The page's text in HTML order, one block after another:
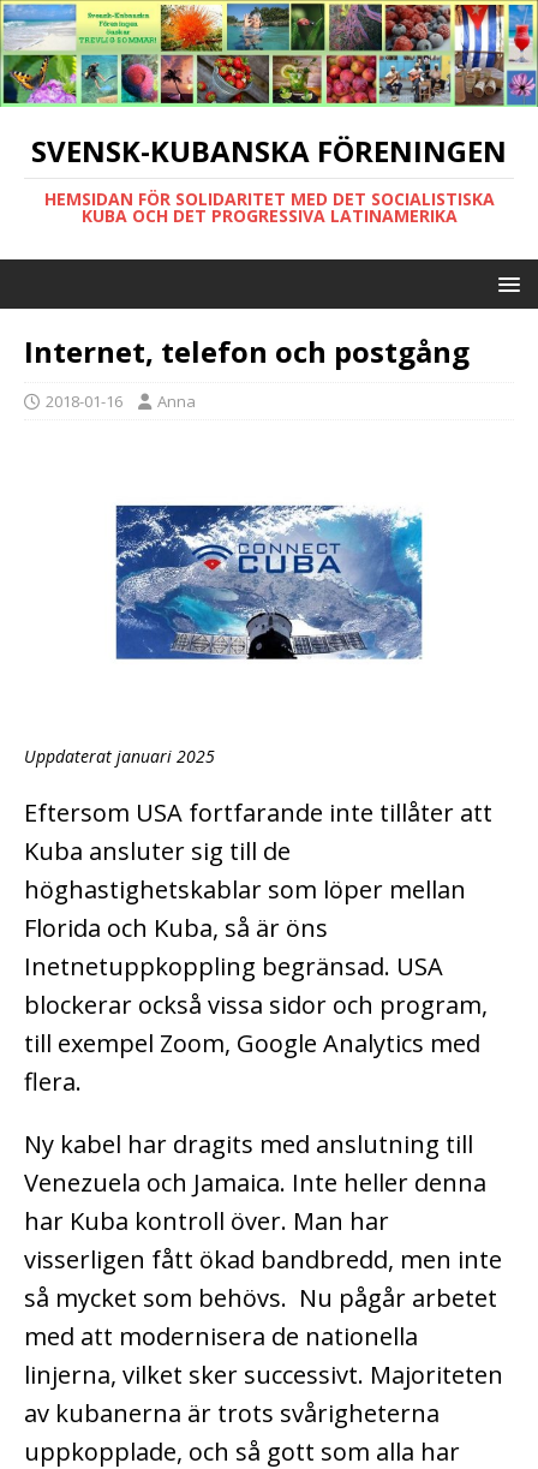
SVENSK-KUBANSKA FÖRENINGEN
HEMSIDAN FÖR SOLIDARITET MED DET SOCIALISTISKA
KUBA OCH DET PROGRESSIVA LATINAMERIKA
Internet, telefon och postgång
2018-01-16 Anna
Uppdaterat januari 2025
Eftersom USA fortfarande inte tillåter att
Kuba ansluter sig till de
höghastighetskablar som löper mellan
Florida och Kuba, så är öns
Inetnetuppkoppling begränsad. USA
blockerar också vissa sidor och program,
till exempel Zoom, Google Analytics med
flera.
Ny kabel har dragits med anslutning till
Venezuela och Jamaica. Inte heller denna
har Kuba kontroll över. Man har
visserligen fått ökad bandbredd, men inte
så mycket som behövs. Nu pågår arbetet
med att modernisera de nationella
linjerna, vilket sker successivt. Majoriteten
av kubanerna är trots svårigheterna
uppkopplade, och så gott som alla har